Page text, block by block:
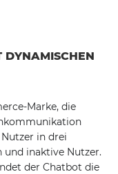
DYNAMISCHEN
Marke, die
in drei
und inaktive Nutzer.
der Chatbot die